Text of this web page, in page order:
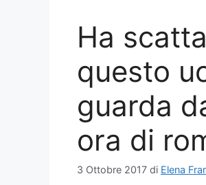
Ha
questo
guarda
ora di
3 Ottobre 2017 di Elena